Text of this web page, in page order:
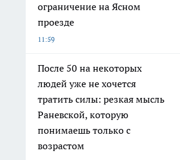
ограничение на Ясном
проезде
11:59
После 50 на некоторых
людей уже не хочется
тратить силы: резкая мысль
Раневской, которую
понимаешь только с
возрастом